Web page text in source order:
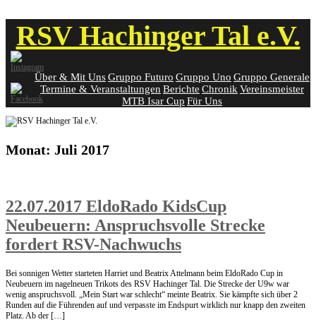
content
RSV Hachinger Tal e.V.
Über & Mit UnsGruppo Futuro Gruppo Uno Gruppo Generale
Termine & Veranstaltungen Berichte Chronik Vereinsmeister
MTB Isar Cup Für Uns
Monat: Juli 2017
22.07.2017 EldoRado KidsCup
Neubeuern: Anspruchsvolle Strecke
fordert RSV-Nachwuchs
Bei sonnigen Wetter starteten Harriet und Beatrix Attelmann beim EldoRado Cup in
Neubeuern im nagelneuen Trikots des RSV Hachinger Tal. Die Strecke der U9w war
wenig anspruchsvoll. „Mein Start war schlecht“ meinte Beatrix. Sie kämpfte sich über 2
Runden auf die Führenden auf und verpasste im Endspurt wirklich nur knapp den zweiten
Platz. Ab der […]